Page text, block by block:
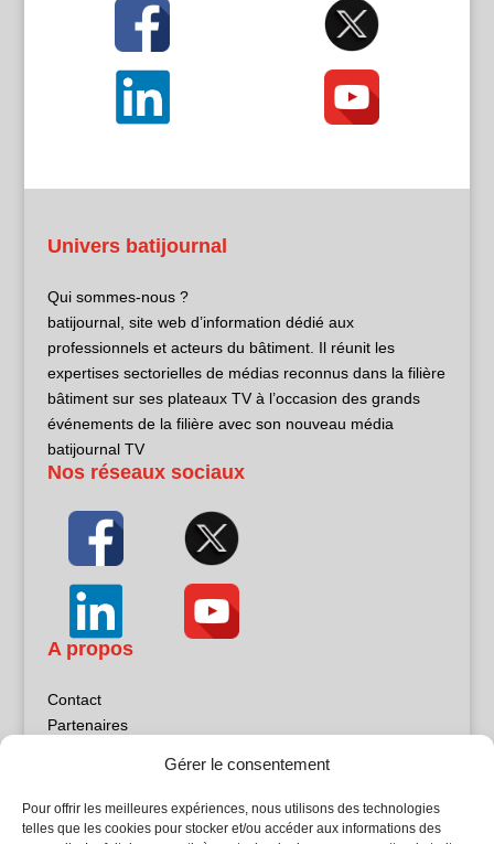
Gérer le consentement
Pour offrir les meilleures expériences, nous utilisons des technologies
telles que les cookies pour stocker et/ou accéder aux informations des
Univers batijournal
Qui sommes-nous ?
batijournal, site web d’information dédié aux
professionnels et acteurs du bâtiment. Il réunit les
expertises sectorielles de médias reconnus dans la filière
bâtiment sur ses plateaux TV à l’occasion des grands
événements de la filière avec son nouveau média
batijournal TV
Nos réseaux sociaux
A propos
Contact
Partenaires
Politique de confidentialité
Sites partenaires